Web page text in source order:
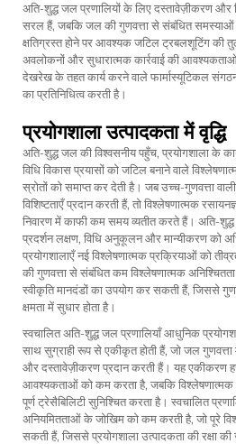
अति-शुद्ध जल प्रणालियों के लिए दस्तावेज़ीकरण और
सरल हैं, जबकि जल की गुणवत्ता से संबंधित समस्याओं
क्षतिग्रस्त होने पर आवश्यक जटिल ट्रबलशूटिंग की
अवलोकनों और सुधारात्मक कार्रवाई की
देखरेख के तहत कार्य करने वाले फार्मास्यूटिकल
का प्रतिनिधित्व करती है।
प्रयोगशाला उत्पादकता में वृद्धि
अति-शुद्ध जल की विश्वसनीय पहुँच, प्रयोगशाला के
विधि विकास प्रयासों को जटिल बनाने वाले
स्रोतों को समाप्त कर देती है। जब उच्च-गुणवत्ता
विशिष्टताएँ प्रदान करती हैं, तो विश्लेषणात्मक
निवारण में काफी कम समय व्यतीत करते हैं। अति-
प्रदर्शन लक्षण, विधि अनुकूलन और मान्यीकरण को
प्रयोगशालाएँ नई विश्लेषणात्मक प्रक्रियाओं को
की गुणवत्ता से संबंधित कम विश्लेषणात्मक
स्वीकृति मानदंडों का उपयोग कर सकती हैं, जिससे
क्षमता में सुधार होता है।
स्वचालित अति-शुद्ध जल प्रणालियाँ आधुनिक
साथ सुग्राही रूप से एकीकृत होती हैं, जो जल गुणवत्ता
और दस्तावेज़ीकरण प्रदान करती हैं। यह एकीकरण
आवश्यकताओं को कम करता है, जबकि विश्लेषणात्मक
पूर्ण ट्रेसैबिलिटी सुनिश्चित करता है। स्वचालित
अनियमितताओं के जोखिम को कम करती है, जो पूरे
सकती हैं, जिससे प्रयोगशाला उत्पादकता की रक्षा